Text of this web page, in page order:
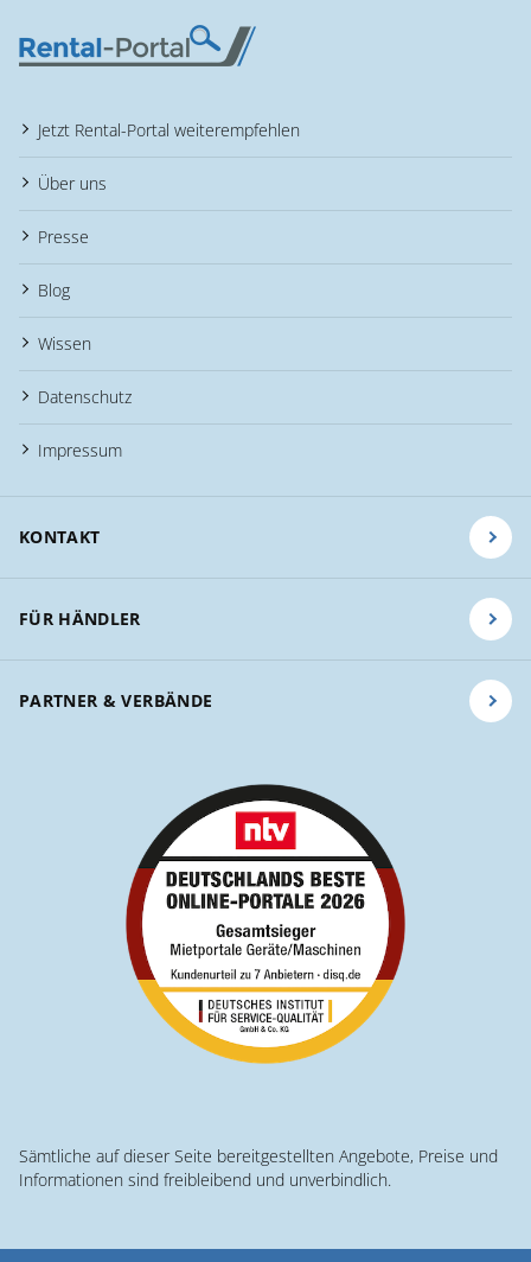
Jetzt Rental-Portal weiterempfehlen
Über uns
Presse
Blog
Wissen
Datenschutz
Impressum
KONTAKT
FÜR HÄNDLER
PARTNER & VERBÄNDE
Sämtliche auf dieser Seite bereitgestellten Angebote, Preise und
Informationen sind freibleibend und unverbindlich.